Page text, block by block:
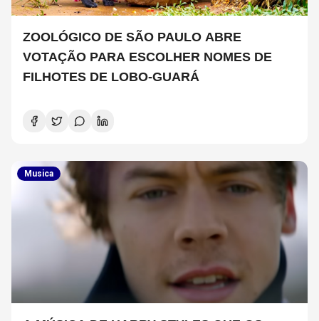
ZOOLÓGICO DE SÃO PAULO ABRE
VOTAÇÃO PARA ESCOLHER NOMES DE
FILHOTES DE LOBO-GUARÁ
Musica